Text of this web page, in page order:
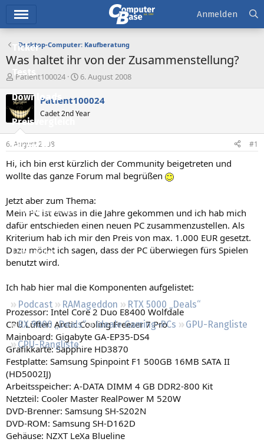
Ticker
Tests
Downloads
Preisvergleich
Forum
Aktuelles
Neue Beiträge
Neueste Aktivitäten
Leserartikel
Podcast RAMageddon
RTX 5000 „Deals“
RX 9000 „Deals“
Ideale Gaming-PCs
GPU-Rangliste
CPU-Rangliste
Anmelden
Desktop-Computer: Kaufberatung
Was haltet ihr von der Zusammenstellung?
E
s
t
e
l
e
Patient100024
E
s
e
t
a
m
6. August 2008
Patient100024
Cadet 2nd Year
6. August 2008 #1
Hi, ich bin erst kürzlich der Community beigetreten und
wollte das ganze Forum mal begrüßen
Jetzt aber zum Thema:
Mein PC ist etwas in die Jahre gekommen und ich hab mich
dafür entschieden einen neuen PC zusammenzustellen. Als
Kriterium hab ich mir den Preis von max. 1.000 EUR gesetzt.
Dazu möcht ich sagen, dass der PC überwiegen fürs Spielen
benutzt wird.
Ich hab hier mal die Komponenten aufgelistet:
Prozessor: Intel Core 2 Duo E8400 Wolfdale
CPU Lüfter: Arctic Cooling Freezer 7 Pro
Mainboard: Gigabyte GA-EP35-DS4
Grafikkarte: Sapphire HD3870
Festplatte: Samsung Spinpoint F1 500GB 16MB SATA II
(HD5002IJ)
Arbeitsspeicher: A-DATA DIMM 4 GB DDR2-800 Kit
Netzteil: Cooler Master RealPower M 520W
DVD-Brenner: Samsung SH-S202N
DVD-ROM: Samsung SH-D162D
Gehäuse: NZXT LeXa Blueline